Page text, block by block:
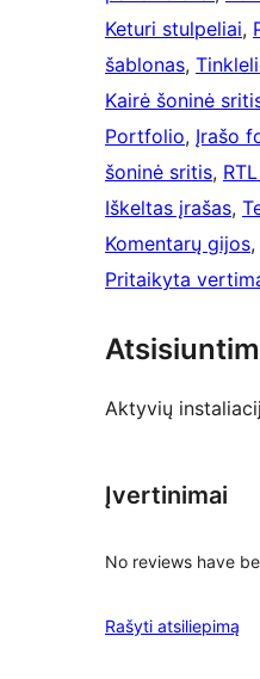
Keturi stulpeliai,
šablonas,
Kairė šoninė
Portfolio, Įrašo
šoninė sritis,
Iškeltas įrašas,
Komentarų gijos,
Pritaikyta
Aktyvių
Įvertinimai
No reviews have
Rašyti atsiliepimą